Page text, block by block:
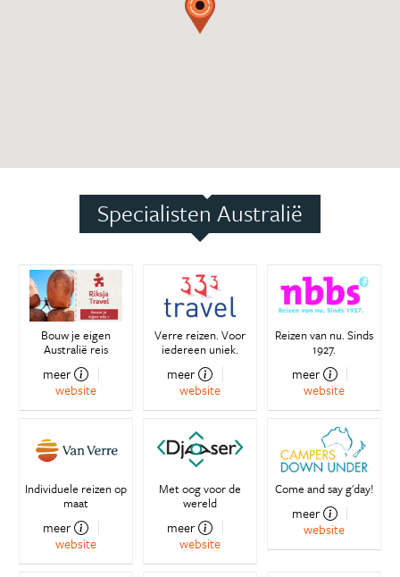
Specialisten Australië
Bouw je eigen
Australië reis
meer
website
Verre reizen. Voor
iedereen uniek.
meer
website
Reizen van nu. Sinds
1927.
meer
website
Individuele reizen op
maat
meer
website
Met oog voor de
wereld
meer
website
Come and say g'day!
meer
website